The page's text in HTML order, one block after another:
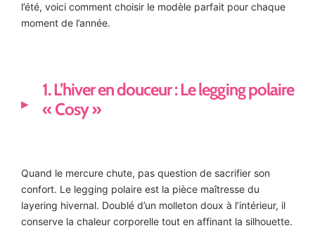
l’été, voici comment choisir le modèle parfait pour chaque
moment de l’année.
1. L’hiver en douceur : Le legging polaire
« Cosy »
Quand le mercure chute, pas question de sacrifier son
confort. Le legging polaire est la pièce maîtresse du
layering hivernal. Doublé d’un molleton doux à l’intérieur, il
conserve la chaleur corporelle tout en affinant la silhouette.